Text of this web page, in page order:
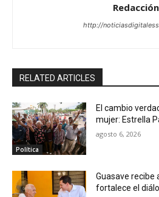
Redacción
http://
RELATED ARTICLES
Política
El cambio
mujer: Estrella
agosto 6, 2026
Guasave recibe
fortalece el